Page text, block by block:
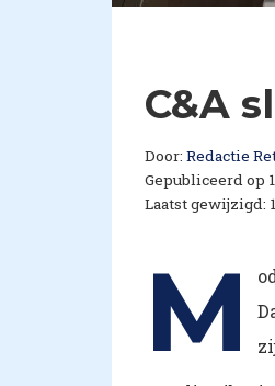
C&A
Door: Redactie
Gepubliceerd op
Laatst gewijzigd:
M